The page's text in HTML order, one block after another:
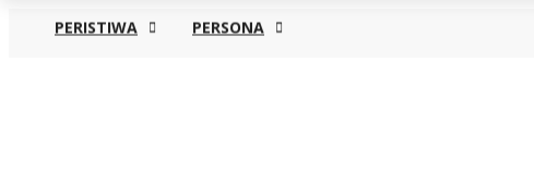
PERISTIWA PERSONA